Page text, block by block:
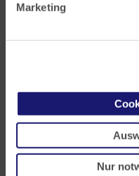
Marketing
Nur
60314 Frankfurt
Postfach 60 05 66
E-Mail: